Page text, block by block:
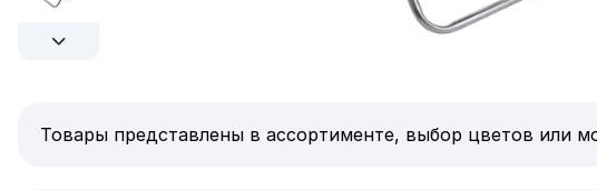
Товары представлены в ассортименте, выбор цветов или